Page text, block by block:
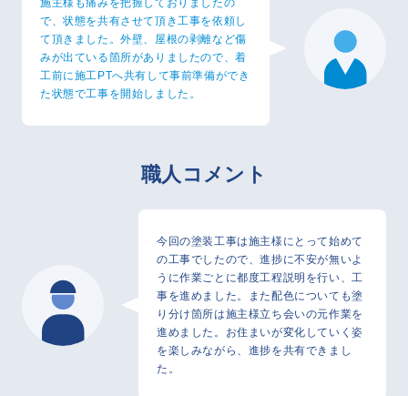
施主様も痛みを把握しておりましたの
で、状態を共有させて頂き工事を依頼し
て頂きました。外壁、屋根の剥離など傷
みが出ている箇所がありましたので、着
工前に施工PTへ共有して事前準備ができ
た状態で工事を開始しました。
職人コメント
今回の塗装工事は施主様にとって始めて
の工事でしたので、進捗に不安が無いよ
うに作業ごとに都度工程説明を行い、工
事を進めました。また配色についても塗
り分け箇所は施主様立ち会いの元作業を
進めました。お住まいが変化していく姿
を楽しみながら、進捗を共有できまし
た。